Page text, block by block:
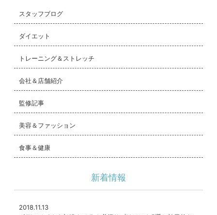
スタッフブログ
ダイエット
トレーニング＆ストレッチ
会社＆店舗紹介
監修記事
美容＆ファッション
食事＆健康
新着情報
2018.11.13